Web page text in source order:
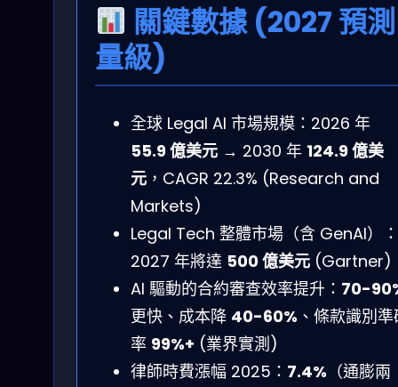
關鍵數據 (2027 預測
量級)
全球 Legal AI 市場規模：2026 年
55.9 億美元 → 2030 年 124.9 億美
元 ，CAGR 22.3% (Research and
Markets)
Legal Tech 整體市場（含 GenAI）：
2027 年將達 500 億美元 (Gartner)
AI 驅動的合約審查效率提升： 70-
更快、成本降 40-60% 、條款識別
率 99%+ (業界實測)
律師時費漲幅 2025： 7.4% （通膨兩